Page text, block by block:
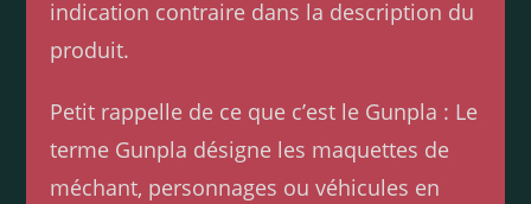
indication contraire dans la description du
produit.
Petit rappelle de ce que c’est le Gunpla : Le
terme Gunpla désigne les maquettes de
méchant, personnages ou véhicules en